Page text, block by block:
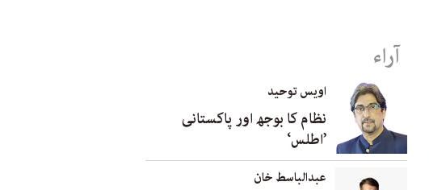
آراء
اویس توحید
نظام کا بوجھ اور پاکستانی
’اطلس‘
عبدالباسط خان